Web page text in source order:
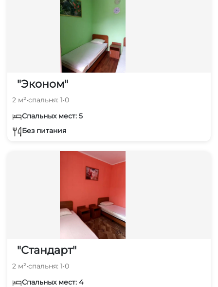
"Эконом"
2 м²•спальня: 1•0
Спальных мест: 5
Без питания
"Стандарт"
2 м²•спальня: 1•0
Спальных мест: 4